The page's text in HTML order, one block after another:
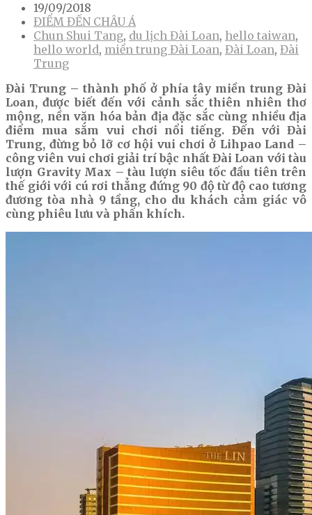
19/09/2018
ĐIỂM ĐẾN CHÂU Á
Chun Shui Tang, du lịch Đài Loan, hello taiwan,
hello world, miền trung Đài Loan, Đài Loan, Đài
Trung
Đài Trung – thành phố ở phía tây miền trung Đài
Loan, được biết đến với cảnh sắc thiên nhiên thơ
mộng, nền văn hóa bản địa đặc sắc cùng nhiều địa
điểm mua sắm vui chơi nổi tiếng. Đến với Đài
Trung, đừng bỏ lỡ cơ hội vui chơi ở Lihpao Land –
công viên vui chơi giải trí bậc nhất Đài Loan với tàu
lượn Gravity Max – tàu lượn siêu tốc đầu tiên trên
thế giới với cú rơi thẳng đứng 90 độ từ độ cao tương
đương tòa nhà 9 tầng, cho du khách cảm giác vô
cùng phiêu lưu và phấn khích.